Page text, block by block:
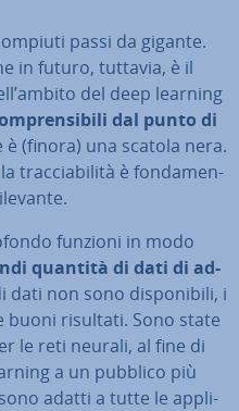
passi da gigante.
in futuro, tuttavia, è il
del deep learning
dal punto di
è (finora) una scatola nera.
trac­cia­bi­li­tà è fon­da­men­
funzioni in modo
quantità di dati di ad­
dati non sono di­spo­ni­bi­li, i
risultati. Sono state
le reti neurali, al fine di
a un pubblico più
adatti a tutte le ap­pli­